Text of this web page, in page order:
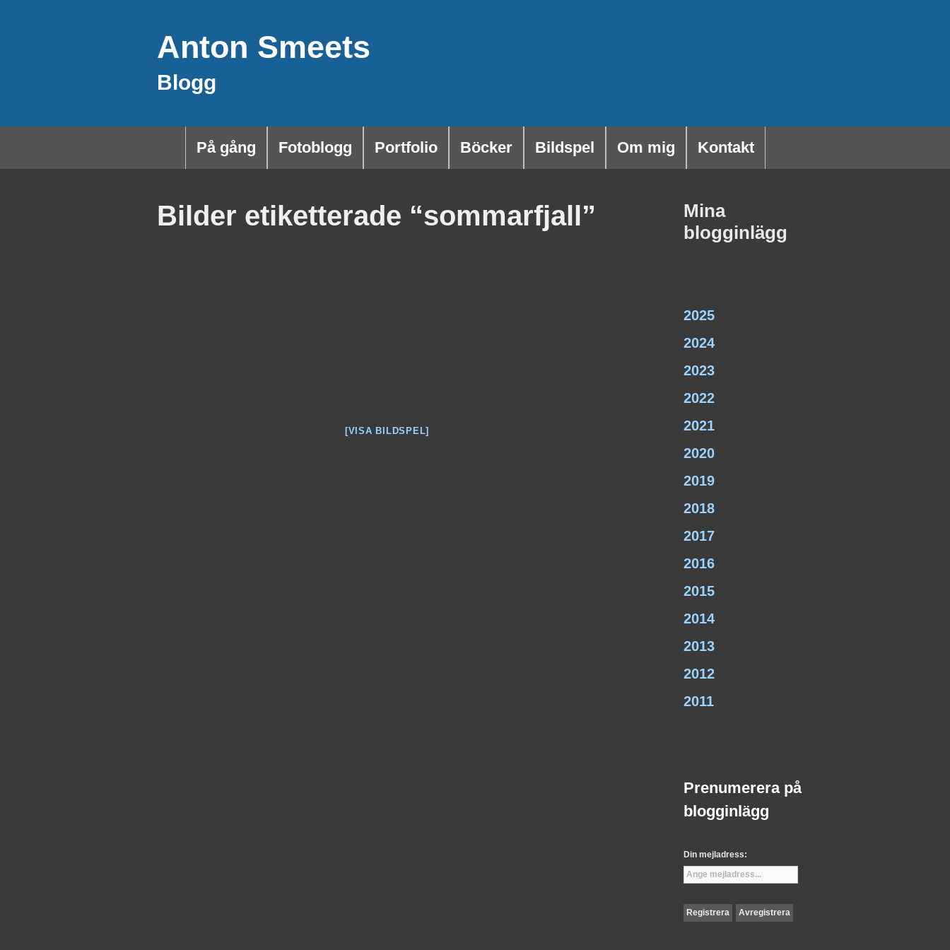
Anton Smeets
Blogg
På gång Fotoblogg Portfolio Böcker Bildspel Om mig Kontakt
Bilder etiketterade “sommarfjall”
[VISA BILDSPEL]
Mina
blogginlägg
2025
2024
2023
2022
2021
2020
2019
2018
2017
2016
2015
2014
2013
2012
2011
Prenumerera på
blogginlägg
Din mejladress: